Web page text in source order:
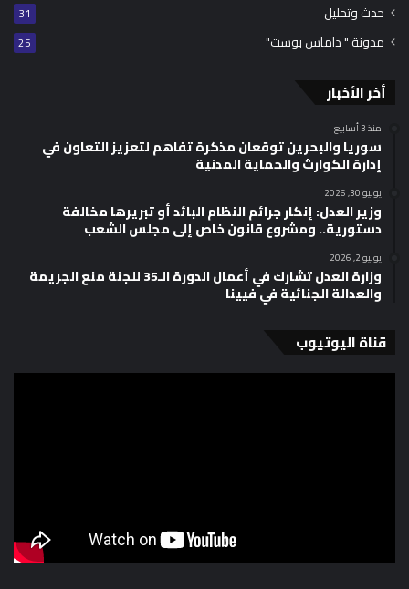
حدث وتحليل 31
مدونة " داماس بوست" 25
أخر الأخبار
منذ 3 أسابيع
سوريا والبحرين توقعان مذكرة تفاهم لتعزيز التعاون في
إدارة الكوارث والحماية المدنية
يونيو 30, 2026
وزير العدل: إنكار جرائم النظام البائد أو تبريرها مخالفة
دستورية.. ومشروع قانون خاص إلى مجلس الشعب
يونيو 2, 2026
وزارة العدل تشارك في أعمال الدورة الـ35 للجنة منع الجريمة
والعدالة الجنائية في فيينا
قناة اليوتيوب